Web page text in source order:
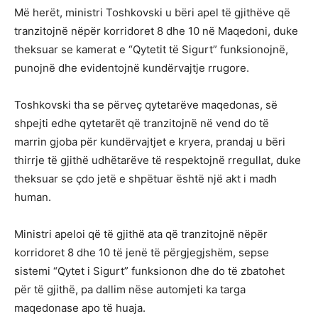
Më herët, ministri Toshkovski u bëri apel të gjithëve që
tranzitojnë nëpër korridoret 8 dhe 10 në Maqedoni, duke
theksuar se kamerat e “Qytetit të Sigurt” funksionojnë,
punojnë dhe evidentojnë kundërvajtje rrugore.
Toshkovski tha se përveç qytetarëve maqedonas, së
shpejti edhe qytetarët që tranzitojnë në vend do të
marrin gjoba për kundërvajtjet e kryera, prandaj u bëri
thirrje të gjithë udhëtarëve të respektojnë rregullat, duke
theksuar se çdo jetë e shpëtuar është një akt i madh
human.
Ministri apeloi që të gjithë ata që tranzitojnë nëpër
korridoret 8 dhe 10 të jenë të përgjegjshëm, sepse
sistemi “Qytet i Sigurt” funksionon dhe do të zbatohet
për të gjithë, pa dallim nëse automjeti ka targa
maqedonase apo të huaja.